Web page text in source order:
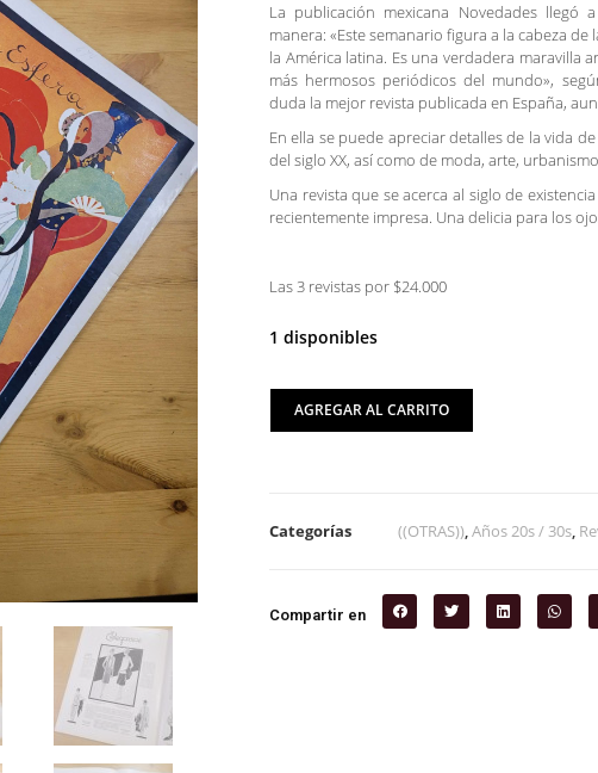
La publicación mexicana Novedades
manera: «Este semanario figura a la cabeza
la América latina. Es una verdadera maravilla
más hermosos periódicos del mundo»,
duda la mejor revista publicada en España,
En ella se puede apreciar detalles de la vida
del siglo XX, así como de moda, arte,
Una revista que se acerca al siglo de
recientemente impresa. Una delicia para los
Las 3 revistas por $24.000
1 disponibles
AGREGAR AL CARRITO
Categorías ((OTRAS)),Años 20s / 30s,
Compartir en